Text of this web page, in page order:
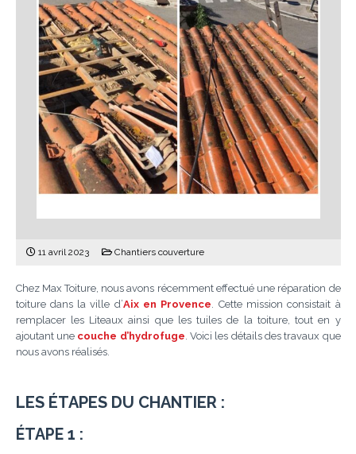
11 avril 2023 Chantiers couverture
Chez Max Toiture, nous avons récemment effectué une réparation de
toiture dans la ville d’Aix en Provence. Cette mission consistait à
remplacer les Liteaux ainsi que les tuiles de la toiture, tout en y
ajoutant une couche d’hydrofuge. Voici les détails des travaux que
nous avons réalisés.
LES ÉTAPES DU CHANTIER :
ÉTAPE 1 :